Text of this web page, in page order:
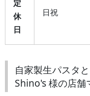
定
休
日
日祝
自家製生パスタ
Shino's 様の店舗